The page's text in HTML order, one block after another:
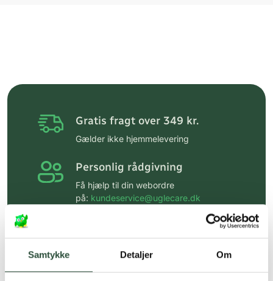
Samtykke Detaljer Om
Gratis fragt over 349 kr.
Gælder ikke hjemmelevering
Personlig rådgivning
Få hjælp til din webordre
på: kundeservice@uglecare.dk
Hurtig levering (30 min. i Kbh)
Faste lave priser*